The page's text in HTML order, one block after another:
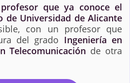
profesor que ya conoce el
de Universidad de Alicante
con un profesor que
del grado Ingeniería en
Telecomunicación de otra